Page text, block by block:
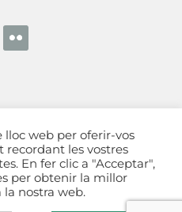
Igualada (Barcelona)
Política
web per oferir-vos
recordant les vostres
En fer clic a "Acceptar",
per obtenir la millor
la nostra web.